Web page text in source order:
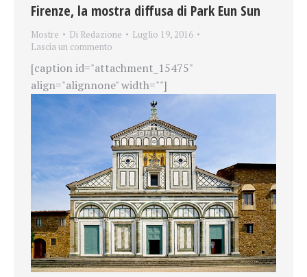
Firenze, la mostra diffusa di Park Eun Sun
Mostre Di Redazione
Luglio 19, 2016
Lascia un commento
[caption id="attachment_15475"
align="alignnone" width=""]